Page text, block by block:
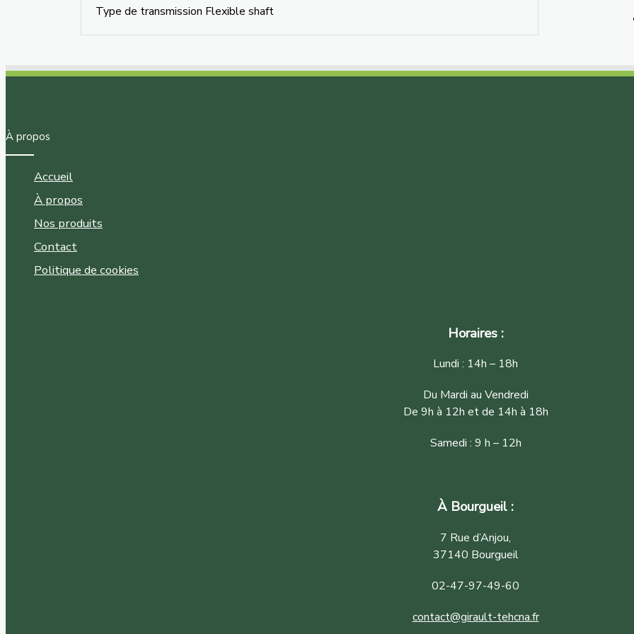
Type de transmission Flexible shaft
À propos
Accueil
À propos
Nos produits
Contact
Politique de cookies
Horaires :
Lundi : 14h – 18h
Du Mardi au Vendredi
De 9h à 12h et de 14h à 18h
Samedi : 9 h – 12h
À Bourgueil :
7 Rue d’Anjou,
37140 Bourgueil
02-47-97-49-60
contact@girault-tehcna.fr